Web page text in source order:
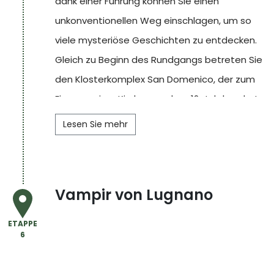
unkonventionellen Weg einschlagen, um so
viele mysteriöse Geschichten zu entdecken.
Gleich zu Beginn des Rundgangs betreten Sie
den Klosterkomplex San Domenico, der zum
Eingang einer Kirche aus dem 12. Jahrhundert
führt. Jahrhundert führt. Diese wurde 1979 von
sechs jungen Höhlenforschern entdeckt. Der
fortzusetzen, ist die Ankunft in einem großen
Lesen Sie mehr
ETAPPE
6
Vampir von Lugnano